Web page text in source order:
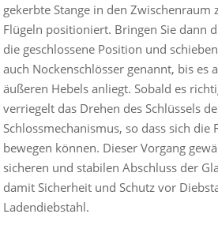
gekerbte Stange in den Zwischenraum
Flügeln positioniert. Bringen Sie dann
die geschlossene Position und
auch Nockenschlösser genannt, bis es
äußeren Hebels anliegt. Sobald es
verriegelt das Drehen des Schlüssels
Schlossmechanismus, so dass sich die
bewegen können. Dieser Vorgang
sicheren und stabilen Abschluss der
damit Sicherheit und Schutz vor
Ladendiebstahl.